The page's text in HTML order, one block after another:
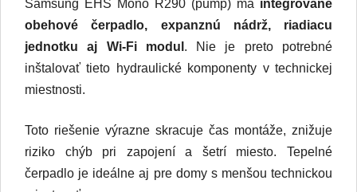
Samsung EHS Mono R290 (pump) má integrované
obehové čerpadlo, expanznú nádrž, riadiacu
jednotku aj Wi-Fi modul . Nie je preto potrebné
inštalovať tieto hydraulické komponenty v technickej
miestnosti.
Toto riešenie výrazne skracuje čas montáže, znižuje
riziko chýb pri zapojení a šetrí miesto. Tepelné
čerpadlo je ideálne aj pre domy s menšou technickou